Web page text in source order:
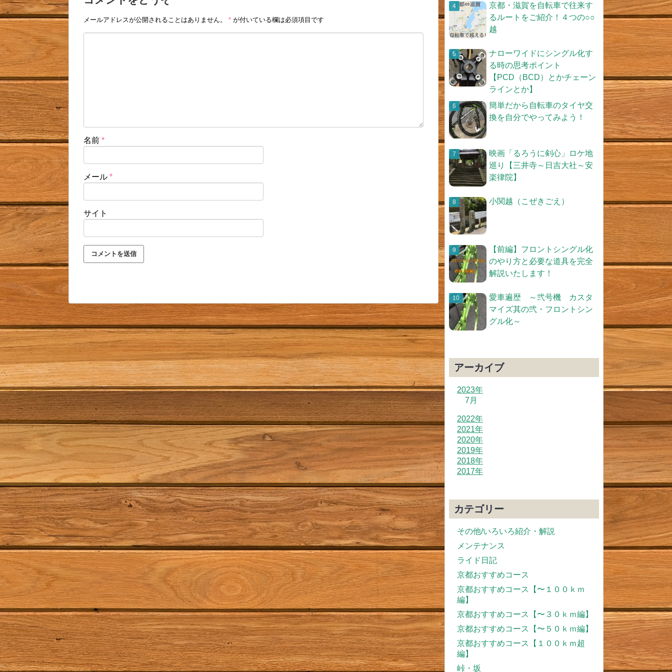
メールアドレスが公開されることはありません。 * が付いている欄は必須項目です
名前 *
メール *
サイト
京都・滋賀を自転車で往来す
るルートをご紹介！４つの○○
越
ナローワイドにシングル化す
る時の思考ポイント
【PCD（BCD）とかチェーン
ラインとか】
簡単だから自転車のタイヤ交
換を自分でやってみよう！
映画「るろうに剣心」ロケ地
巡り【三井寺～日吉大社～安
楽律院】
小関越（こぜきごえ）
【前編】フロントシングル化
のやり方と必要な道具を完全
解説いたします！
愛車遍歴 ～弐号機 カスタ
マイズ其の弐・フロントシン
グル化～
アーカイブ
2023年
7月
2022年
2021年
2020年
2019年
2018年
2017年
カテゴリー
その他/いろいろ紹介・解説
メンテナンス
ライド日記
京都おすすめコース
京都おすすめコース【〜１００ｋｍ
編】
京都おすすめコース【〜３０ｋｍ編】
京都おすすめコース【〜５０ｋｍ編】
京都おすすめコース【１００ｋｍ超
編】
峠・坂